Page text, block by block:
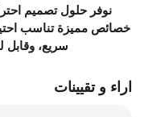
نوفر حلول تصميم
خصائص مميزة تناسب
سريع، وقابل
اراء و تقيينات